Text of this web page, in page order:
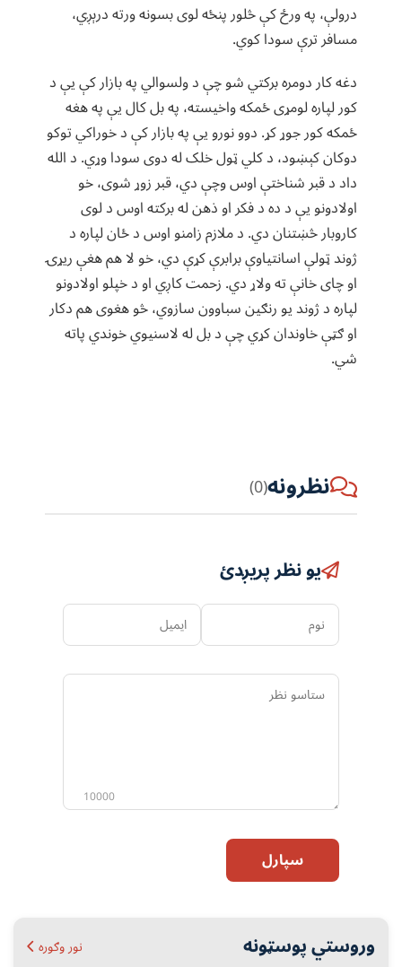
درولې، په ورځ کې څلور پنځه لوی بسونه ورته درېږي،
مسافر ترې سودا کوي.
دغه کار دومره برکتي شو چې د ولسوالي په بازار کې یې د
کور لپاره لومړی ځمکه واخیسته، په بل کال یې په هغه
ځمکه کور جوړ کړ. دوو نورو یې په بازار کې د خوراکي توکو
دوکان کېښود، د کلي ټول خلک له دوی سودا وړي. د الله
داد د قبر شناختې اوس وچې دي، قبر زوړ شوی، خو
اولادونو یې د ده د فکر او ذهن له برکته اوس د لوی
کاروبار څښتنان دي. د ملازم زامنو اوس د ځان لپاره د
ژوند ټولې اسانتیاوې برابرې کړې دي، خو لا هم هغې ریړۍ
او چای خانې ته ولاړ دي. زحمت کاږي او د خپلو اولادونو
لپاره د ژوند یو رنګین سباوون سازوي، څو هغوی هم دکار
او ګټې خاوندان کړي چې د بل له لاسنیوي خوندي پاته
شي.
نظرونه(0)
یو نظر پریږدئ
نوم ایمیل
ستاسو
10000
سپارل
وروستي پوسټونه نور وګوره